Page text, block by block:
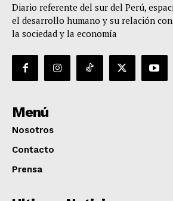
Diario referente del sur del Perú,
el desarrollo humano y su relación
la sociedad y la economía
Menú
Nosotros
Contacto
Prensa